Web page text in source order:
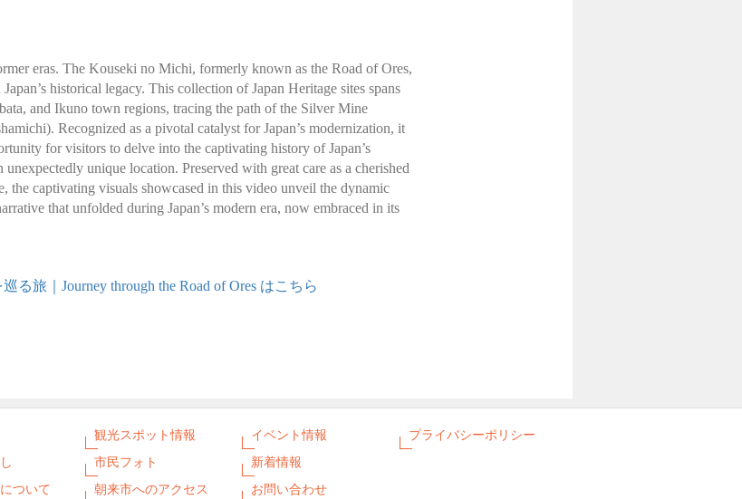
eras. The Kouseki no Michi, formerly known as the Road of Ores,
historical legacy. This collection of Japan Heritage sites spans
and Ikuno town regions, tracing the path of the Silver Mine
Recognized as a pivotal catalyst for Japan’s modernization, it
for visitors to delve into the captivating history of Japan’s
unique location. Preserved with great care as a cherished
the captivating visuals showcased in this video unveil the dynamic
that unfolded during Japan’s modern era, now embraced in its
る旅｜Journey through the Road of Ores はこちら
観光スポット情報 イベント情報
プライバシーポリシー
市民フォト
新着情報
ついて
朝来市へのアクセス お問い合わせ